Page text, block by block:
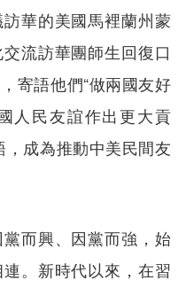
華的美國馬裡蘭州蒙
流訪華團師生回復口
寄語他們“做兩國友好
人民友誼作出更大貢
，成為推動中美民間友
而興、因黨而強，始
。新時代以來，在習